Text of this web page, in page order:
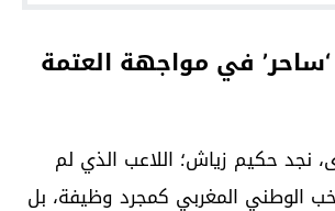
في مواجهة العتمة
نجد حكيم زياش؛ اللاعب الذي لم
الوطني المغربي كمجرد وظيفة، بل